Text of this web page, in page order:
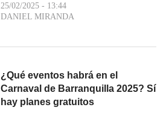
25/02/2025 - 13:44
DANIEL MIRANDA
¿Qué eventos habrá en el
Carnaval de Barranquilla 2025? Sí
hay planes gratuitos